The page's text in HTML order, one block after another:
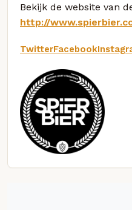
Bekijk de website van
http://
TwitterFacebook